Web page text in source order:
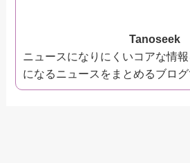
Tanoseek
ニュースになりにくいコアな情
になるニュースをまとめるブロ